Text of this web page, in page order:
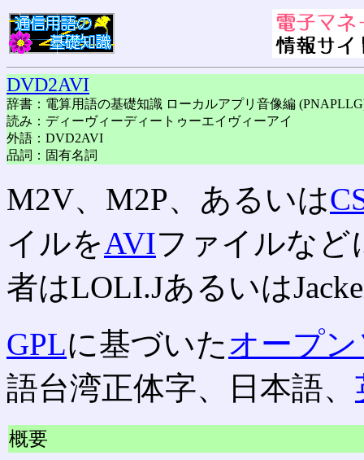
DVD2AVI
辞書：電算用語の基礎知識 ローカルアプリ音像編
読み：ディーヴィーディートゥーエイヴィーアイ
外語：DVD2AVI
品詞：固有名詞
M2V、M2P、あるいは
イルをAVIファイルなど
者はLOLI.Jあるいは
GPLに基づいたオープ
語台湾正体字、日本語、
概要